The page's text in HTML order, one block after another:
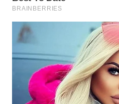
TAPANULI
WN DELI
SERDANG
WN
TEBING
TINGGI